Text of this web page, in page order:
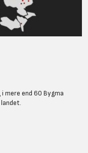
mere end 60 Bygma